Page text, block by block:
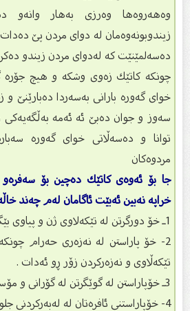
وەهەروەها وەرزی بەهار وانەو
زیندوبونەوەمان لە دوای مردن پێ دەدات
دەسەلمێنێت كە لەدوای مردن زیندو
چونکە كاتێك زەوی وشكە و هیچ جۆرە
خوای گەورە بارانی بەسەردا دەبارێنێ و
سەوز و جوان دەبێ ئە ئەمە بەڵگەیەكی
توانا و دەسەڵاتی خوای گەورە
مردوەكان
جا بۆ ئەوەی كاتێك دەچین بۆ سەفرەو
خراپە نەبین ئەبێت ئاگامان لەم چەند
2- خۆ پاراستن لە نەزەری حەرام
تێكەڵاوی و نەزەركردن زۆر ڕو ئەدات .